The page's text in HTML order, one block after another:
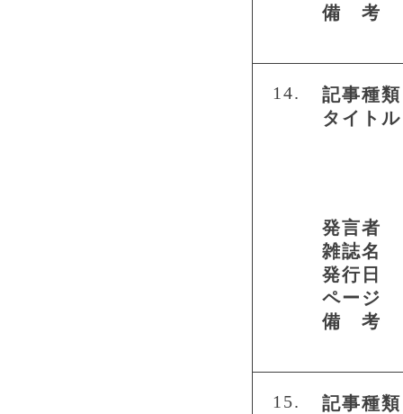
備 考
14.
記事種類
タイトル
発言者
雑誌名
発行日
ページ
備 考
15.
記事種類